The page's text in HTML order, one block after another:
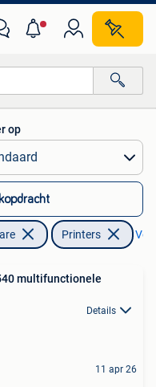
op
Printers
multifunctionele
Details
11 apr 26